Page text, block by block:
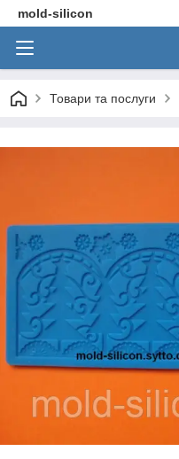
mold-silicon
Товари та послуги